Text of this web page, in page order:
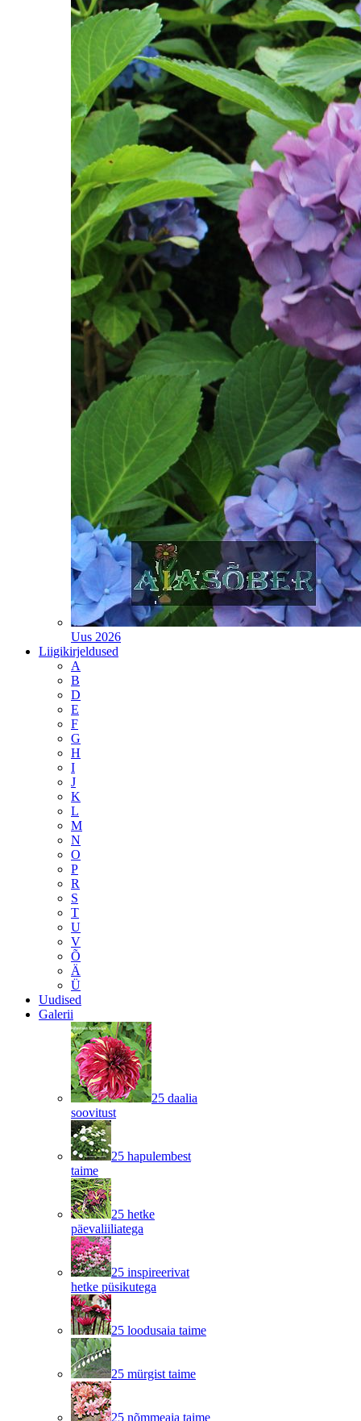
Uus 2026
Liigikirjeldused
A
B
D
E
F
G
H
I
J
K
L
M
N
O
P
R
S
T
U
V
Õ
Ä
Ü
Uudised
Galerii
25 daalia
soovitust
25 hapulembest
taime
25 hetke
päevaliiliatega
25 inspireerivat
hetke püsikutega
25 loodusaia taime
25 mürgist taime
25 nõmmeaia taime